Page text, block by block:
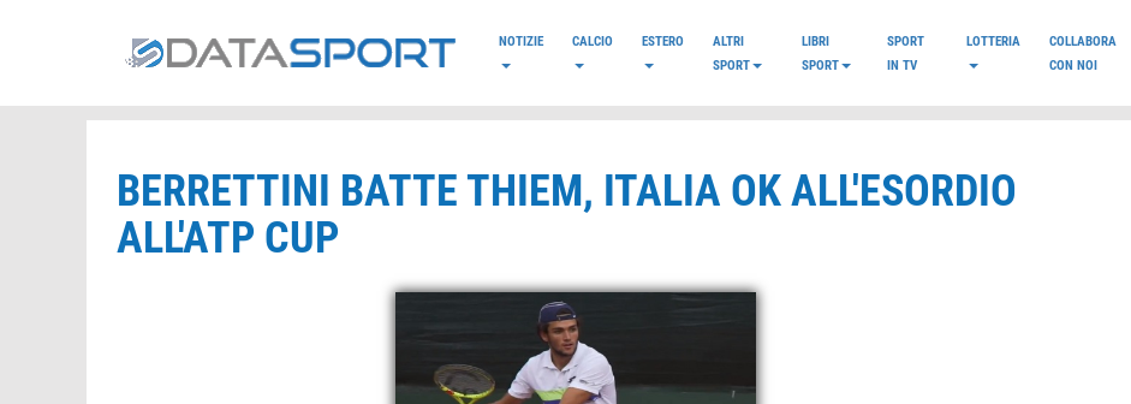
NOTIZIE CALCIO ESTERO
ALTRI
SPORT
LIBRI
SPORT
SPORT
IN TV
LOTTERIA
COLLABORA
CON NOI
BERRETTINI BATTE THIEM, ITALIA OK ALL'ESORDIO
ALL'ATP CUP